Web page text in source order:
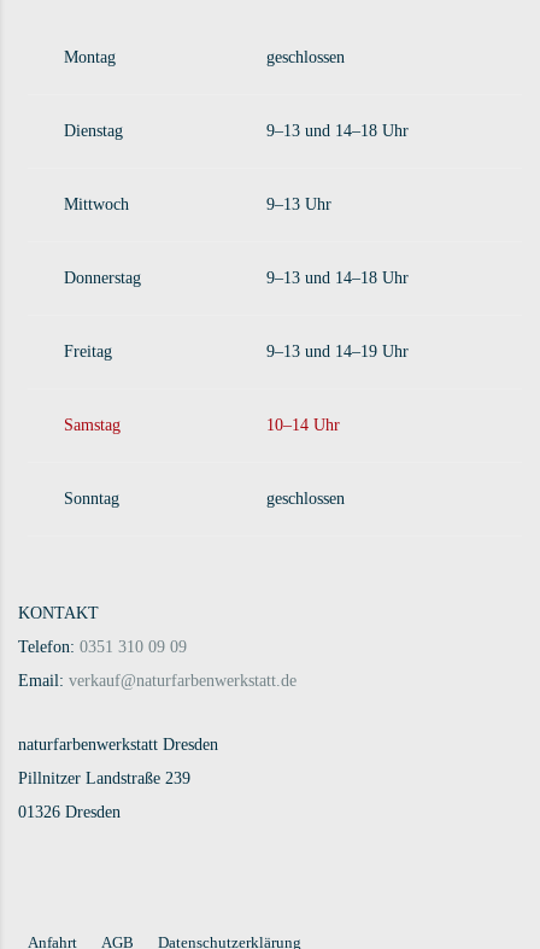
Montag geschlossen
Dienstag 9–13 und 14–18 Uhr
Mittwoch 9–13 Uhr
Donnerstag 9–13 und 14–18 Uhr
Freitag 9–13 und 14–19 Uhr
Samstag 10–14 Uhr
Sonntag geschlossen
KONTAKT
Telefon: 0351 310 09 09
Email: verkauf@naturfarbenwerkstatt.de
naturfarbenwerkstatt Dresden
Pillnitzer Landstraße 239
01326 Dresden
Anfahrt AGB Datenschutzerklärung